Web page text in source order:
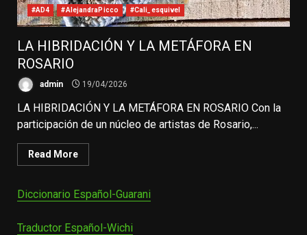
#AD4 #AlejandraPicco #Cali_esquivel
LA HIBRIDACIÓN Y LA METÁFORA EN
ROSARIO
admin 19/04/2026
LA HIBRIDACIÓN Y LA METÁFORA EN ROSARIO Con la
participación de un núcleo de artistas de Rosario,...
Read More
Diccionario Español-Guarani
Traductor Español-Wichi